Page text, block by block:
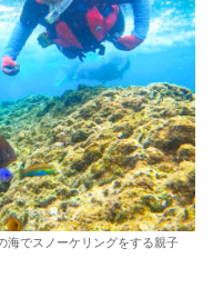
海でスノーケリングをする親子